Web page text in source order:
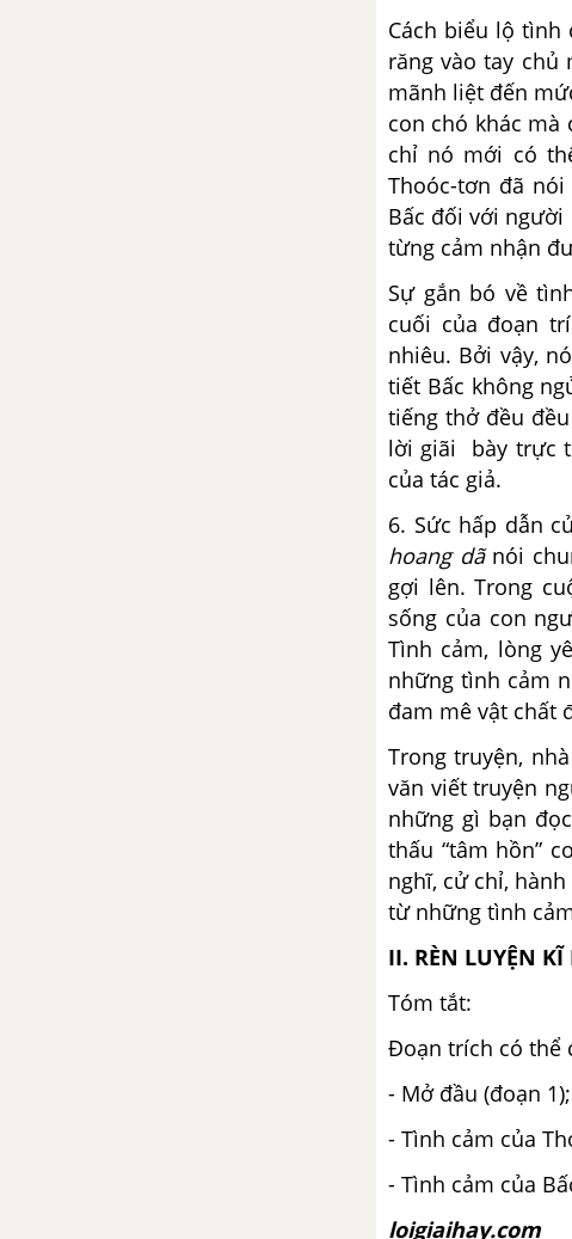
Cách biểu lộ tình
răng vào tay chủ
mãnh liệt đến
con chó khác mà
chỉ nó mới có
Thoóc-tơn đã
Bấc đối với
từng cảm nhận
Sự gắn bó về
cuối của đoạn
nhiêu. Bởi vậy,
tiết Bấc không
tiếng thở đều
lời giãi bày trực
của tác giả.
6. Sức hấp dẫn
hoang dã nói
gợi lên. Trong
sống của con
Tình cảm, lòng
những tình cảm
đam mê vật chất
Trong truyện,
văn viết truyện
những gì bạn
thấu “tâm hồn”
nghĩ, cử chỉ,
từ những tình
II. RÈN LUYỆN KĨ
Tóm tắt:
Đoạn trích có thể
- Mở đầu (đoạn 1);
- Tình cảm của
- Tình cảm của
loigiaihay.com